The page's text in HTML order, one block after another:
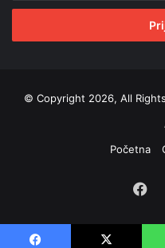
adresu
© Copyright 2026, All
Početna